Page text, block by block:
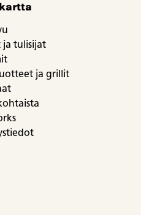
ja tulisijat
ja grillit